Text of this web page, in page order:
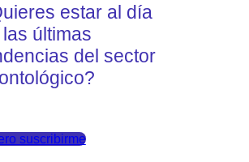
estar al día
últimas
del sector
suscribirme